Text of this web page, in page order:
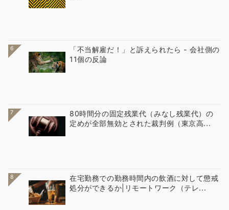
6
「不当解雇だ！」と訴えられたら - 会社側の
11個の反論
7
80時間分の固定残業代（みなし残業代）の
定めが全部無効とされた裁判例（東京高...
8
在宅勤務での勤務時間内の飲酒に対して懲戒
処分ができるか|リモートワーク（テレ...